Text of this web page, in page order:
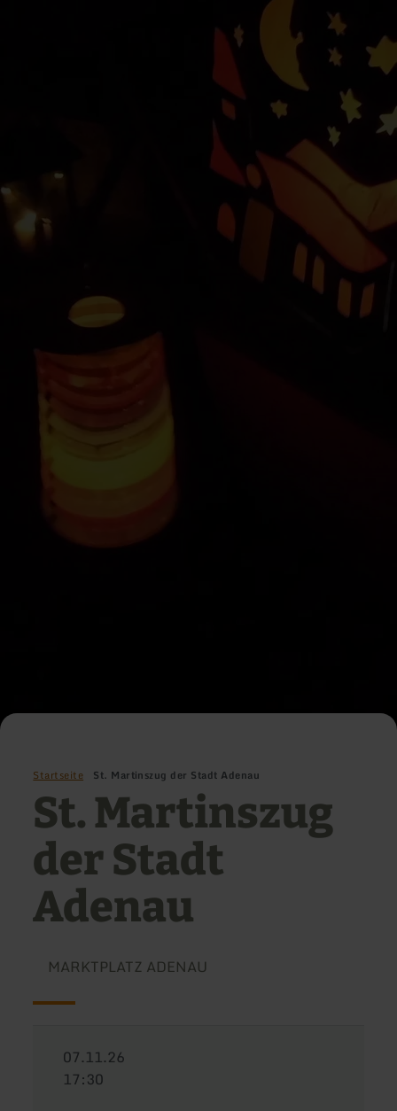
Startseite St. Martinszug der Stadt Adenau
St. Martinszug
der Stadt
Adenau
MARKTPLATZ ADENAU
07.11.26
17:30